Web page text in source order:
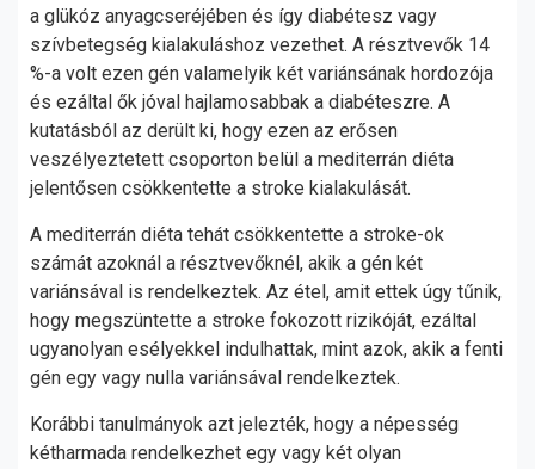
a glükóz anyagcseréjében és így diabétesz vagy
szívbetegség kialakuláshoz vezethet. A résztvevők 14
%-a volt ezen gén valamelyik két variánsának hordozója
és ezáltal ők jóval hajlamosabbak a diabéteszre. A
kutatásból az derült ki, hogy ezen az erősen
veszélyeztetett csoporton belül a mediterrán diéta
jelentősen csökkentette a stroke kialakulását.
A mediterrán diéta tehát csökkentette a stroke-ok
számát azoknál a résztvevőknél, akik a gén két
variánsával is rendelkeztek. Az étel, amit ettek úgy tűnik,
hogy megszüntette a stroke fokozott rizikóját, ezáltal
ugyanolyan esélyekkel indulhattak, mint azok, akik a fenti
gén egy vagy nulla variánsával rendelkeztek.
Korábbi tanulmányok azt jelezték, hogy a népesség
kétharmada rendelkezhet egy vagy két olyan